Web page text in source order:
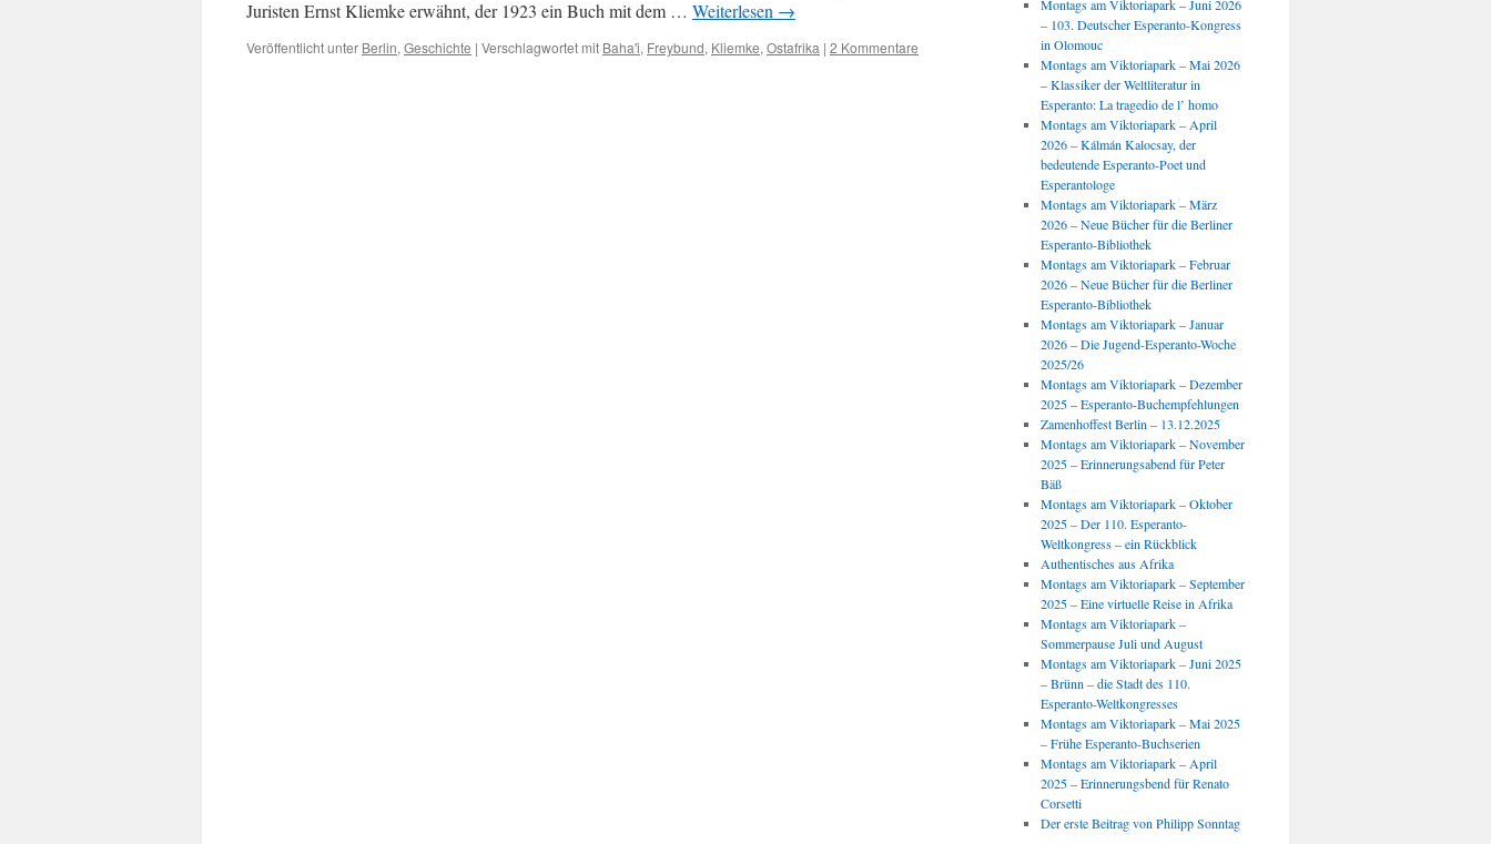
Juristen Ernst Kliemke erwähnt, der 1923 ein Buch mit dem … Weiterlesen →
Veröffentlicht unter Berlin, Geschichte | Verschlagwortet mit Baha'i, Freybund, Kliemke, Ostafrika | 2 Kommentare
Montags am Viktoriapark – Juni 2026
– 103. Deutscher Esperanto-Kongress
in Olomouc
Montags am Viktoriapark – Mai 2026
– Klassiker der Weltliteratur in
Esperanto: La tragedio de l’ homo
Montags am Viktoriapark – April
2026 – Kálmán Kalocsay, der
bedeutende Esperanto-Poet und
Esperantologe
Montags am Viktoriapark – März
2026 – Neue Bücher für die Berliner
Esperanto-Bibliothek
Montags am Viktoriapark – Februar
2026 – Neue Bücher für die Berliner
Esperanto-Bibliothek
Montags am Viktoriapark – Januar
2026 – Die Jugend-Esperanto-Woche
2025/26
Montags am Viktoriapark – Dezember
2025 – Esperanto-Buchempfehlungen
Zamenhoffest Berlin – 13.12.2025
Montags am Viktoriapark – November
2025 – Erinnerungsabend für Peter
Bäß
Montags am Viktoriapark – Oktober
2025 – Der 110. Esperanto-
Weltkongress – ein Rückblick
Authentisches aus Afrika
Montags am Viktoriapark – September
2025 – Eine virtuelle Reise in Afrika
Montags am Viktoriapark –
Sommerpause Juli und August
Montags am Viktoriapark – Juni 2025
– Brünn – die Stadt des 110.
Esperanto-Weltkongresses
Montags am Viktoriapark – Mai 2025
– Frühe Esperanto-Buchserien
Montags am Viktoriapark – April
2025 – Erinnerungsbend für Renato
Corsetti
Der erste Beitrag von Philipp Sonntag